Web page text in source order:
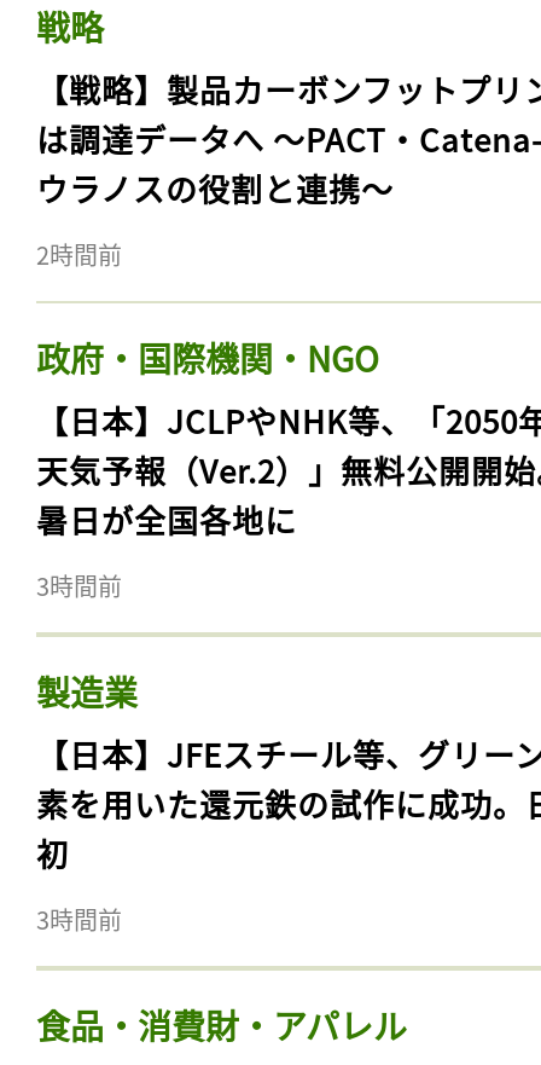
戦略
【戦略】製品カーボンフットプリ
は調達データへ 〜PACT・
ウラノスの役割と連携〜
2時間前
政府・国際機関・NGO
【日本】JCLPやNHK等、「2050
天気予報（Ver.2）」無料公開開
暑日が全国各地に
3時間前
製造業
【日本】JFEスチール等、グリー
素を用いた還元鉄の試作に成功。
初
3時間前
食品・消費財・アパレル